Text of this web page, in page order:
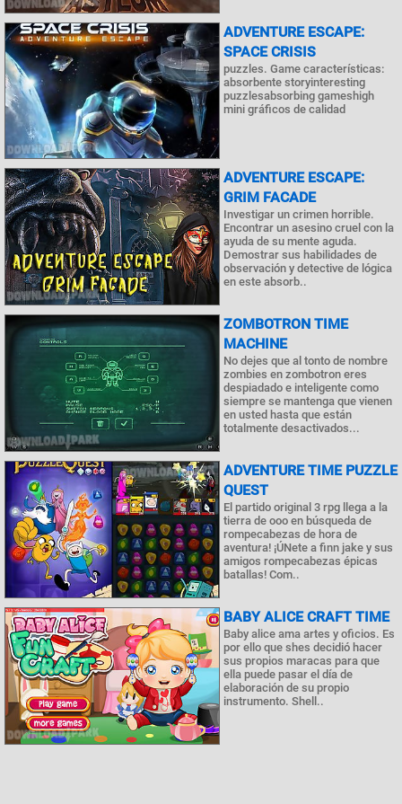
ADVENTURE ESCAPE:
SPACE CRISIS
puzzles. Game características:
absorbente storyinteresting
puzzlesabsorbing gameshigh
mini gráficos de calidad
ADVENTURE ESCAPE:
GRIM FACADE
Investigar un crimen horrible.
Encontrar un asesino cruel con la
ayuda de su mente aguda.
Demostrar sus habilidades de
observación y detective de lógica
en este absorb..
ZOMBOTRON TIME
MACHINE
No dejes que al tonto de nombre
zombies en zombotron eres
despiadado e inteligente como
siempre se mantenga que vienen
en usted hasta que están
totalmente desactivados...
ADVENTURE TIME PUZZLE
QUEST
El partido original 3 rpg llega a la
tierra de ooo en búsqueda de
rompecabezas de hora de
aventura! ¡ÚNete a finn jake y sus
amigos rompecabezas épicas
batallas! Com..
BABY ALICE CRAFT TIME
Baby alice ama artes y oficios. Es
por ello que shes decidió hacer
sus propios maracas para que
ella puede pasar el día de
elaboración de su propio
instrumento. Shell..